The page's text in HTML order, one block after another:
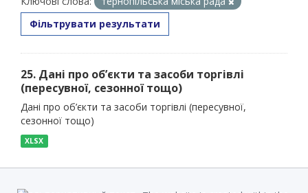
Фільтрувати результати
25. Дані про об’єкти та засоби торгівлі
(пересувної, сезонної тощо)
Дані про об’єкти та засоби торгівлі (пересувної,
сезонної тощо)
XLSX